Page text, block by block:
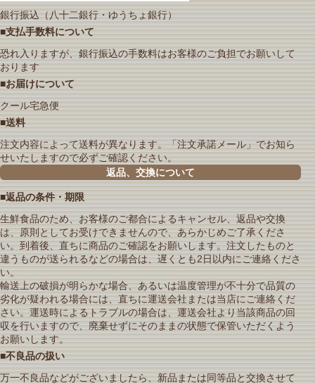
銀行振込（八十二銀行・ゆうちょ銀行）
■支払手数料について
恐れ入りますが、銀行振込の手数料はお客様のご負担でお願いして
おります
■お届けについて
クール宅急便
■送料
注文内容によって送料が異なります。「注文承諾メール」でお知ら
せいたしますので必ずご確認ください。
返品、交換について
■返品の条件・期限
生鮮食品のため、お客様のご都合によるキャンセル、返品や交換
は、原則としてお受けできませんので、あらかじめご了承くださ
い。到着後、直ちに商品のご確認をお願いします。注文したものと
違うものが送られるなどの場合は、遅くとも2日以内にご連絡くださ
い。
輸送上の破損が明らかな場合、あるいは温度管理が不十分で品質の
劣化が疑われる場合には、直ちに運送会社または当店にご連絡くだ
さい。運送時によるトラブルの場合は、運送会社より当該商品の回
収を行いますので、廃棄せずにそのままの状態で保管いただくよう
お願いします。
■不良品の扱い
万一不良品などがございましたら、新品または同等品と交換させて